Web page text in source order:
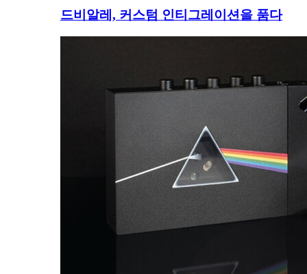
드비알레, 커스텀 인티그레이션을 품다